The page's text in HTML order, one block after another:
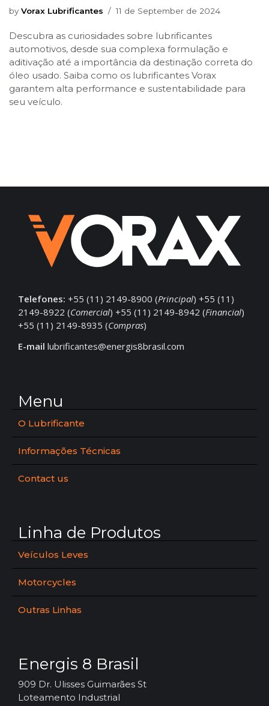
by Vorax Lubrificantes 11 de September de 2024
Descubra as curiosidades sobre lubrificantes
automotivos, desde sua complexa formulação e
aditivação até a importância da destinação correta do
óleo usado. Saiba como os lubrificantes Vorax
garantem alta performance e sustentabilidade para
seu veículo.
Telefones: +55 (11) 2149-8900 (Principal) +55 (11)
2149-8922 (Comercial) +55 (11) 2149-8942 (Financial)
+55 (11) 2149-8935 (Compras)
E-mail lubrificantes@energis8brasil.com
Menu
O Lubrificante
Informações Técnicas
Contact us
Linha de Produtos
Veículos Leves
Motorcycles
Outras Linhas
Energis 8 Brasil
909 Dr. Ulisses Guimarães St
Loteamento Industrial